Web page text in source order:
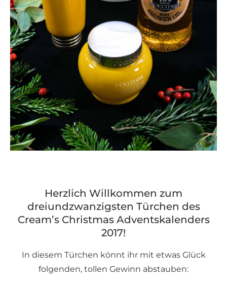
Herzlich Willkommen zum
dreiundzwanzigsten Türchen des
Cream’s Christmas Adventskalenders
2017!
In diesem Türchen könnt ihr mit etwas Glück
folgenden, tollen Gewinn abstauben: